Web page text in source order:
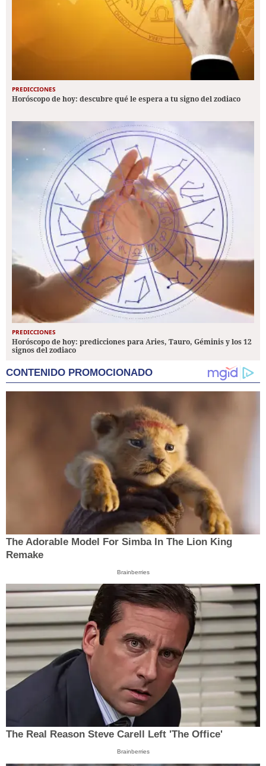
PREDICCIONES
Horóscopo de hoy: descubre qué le espera a tu signo del zodiaco
PREDICCIONES
Horóscopo de hoy: predicciones para Aries, Tauro, Géminis y los 12
signos del zodiaco
CONTENIDO PROMOCIONADO
The Adorable Model For Simba In The Lion King
Remake
Brainberries
The Real Reason Steve Carell Left 'The Office'
Brainberries